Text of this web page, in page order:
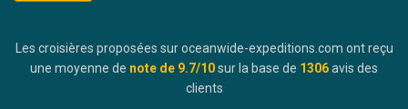
Les croisières proposées sur oceanwide-expeditions.com ont reçu
une moyenne de note de 9.7/10sur la base de 1306avis des
clients